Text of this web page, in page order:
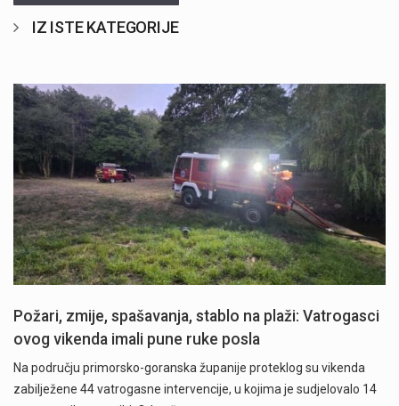
IZ ISTE KATEGORIJE
Požari, zmije, spašavanja, stablo na plaži: Vatrogasci
ovog vikenda imali pune ruke posla
Na području primorsko-goranska županije proteklog su vikenda
zabilježene 44 vatrogasne intervencije, u kojima je sudjelovalo 14